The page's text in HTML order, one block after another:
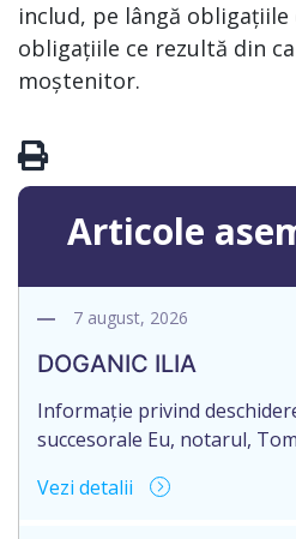
includ, pe lângă
obligațiile ce rezultă din
moștenitor.
Articole
7 august, 2026
DOGANIC ILIA
Informație privind
succesorale Eu, notarul,
notific Moștenitorii/
Vezi detalii